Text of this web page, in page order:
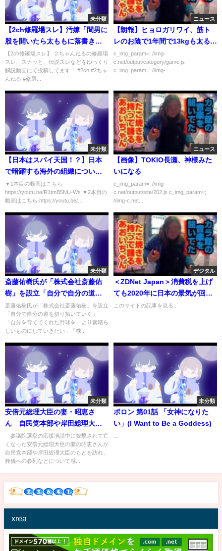
未分類
【2ch修羅場スレ】汚嫁「間男に
股を開いたら太ももに落書きが
あったんだけど！」→汚嫁が寝
てる間に太ももに「間男専用」
って書いておいたｗｗｗ
【2ch修羅場スレ】 ２ちゃんねるの修羅場
スレ、スカッと、伝説スレなどをゆっくり
解説動画にて投稿してます！ #2ch #2ちゃ
んねる #修羅...
ニュース
【朗報】ヒョロガリワイ、筋ト
レのお陰で1年間で13kgも太るこ
とに成功する
c_img_param=; //img-
c.net/output/category/game.js
c_img_param=; //img-...
未分類
【日本はスパイ天国！？】日本
で暗躍する海外の組織について
公安捜査官に聞いた
▼1本目の動画はこちら
https://youtu.be/R1tmB5NU-Ws ▼2本目の
動画はこちら https://youtu.be/...
ニュース
【画像】TOKIO長瀬、神様みた
いになる
c_img_param=; //img-
c.net/output/site/202.js c_img_param=;
//img-c.net...
未分類
斎藤佑樹氏が「株式会社斎藤佑
樹」を設立「自分で自分の道を
切り拓いていく」
斎藤佑樹氏が「株式会社斎藤佑樹」を設立
「自分で自分の道を切り拓いていく」
「自分を育ててくれた野球を、より素晴ら
しいものにしていきたい」「株...
デジタル
＜ZDNet Japan＞消費税を上げ
ても2020年に日本の景気が回復
すると予想する3つの理由
このサイトの記事を見る...
未分類
安倍元総理大臣の妻・昭恵さ
ん 自民党本部や岸田総理大臣
を訪れ葬儀参列など謝意(2022年
7月21日)
参議院選挙の応援演説中に銃撃されて亡
くなった安倍元総理大臣の妻の昭恵さんが
自民党本部や岸田総理大臣のもとを訪れ、
葬儀への参列などについて感...
未分類
ポロン 第01話 「女神になりた
い」(I Want to Be a Goddess)
...
xrea